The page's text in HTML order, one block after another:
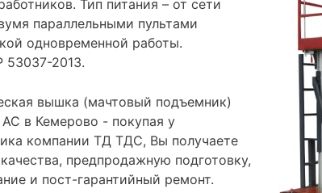
Тип питания – от сети
параллельными пультами
одновременной работы.
53037-2013.
вышка (мачтовый подъемник)
в Кемерово - покупая у
компании ТД ТДС, Вы получаете
предпродажную подготовку,
и пост-гарантийный ремонт.